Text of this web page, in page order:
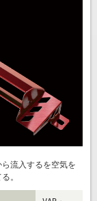
流入するを空気を
。